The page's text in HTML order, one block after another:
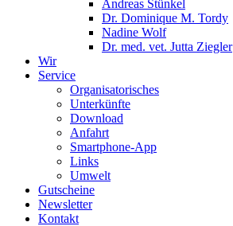
Andreas Stünkel
Dr. Dominique M. Tordy
Nadine Wolf
Dr. med. vet. Jutta Ziegler
Wir
Service
Organisatorisches
Unterkünfte
Download
Anfahrt
Smartphone-App
Links
Umwelt
Gutscheine
Newsletter
Kontakt